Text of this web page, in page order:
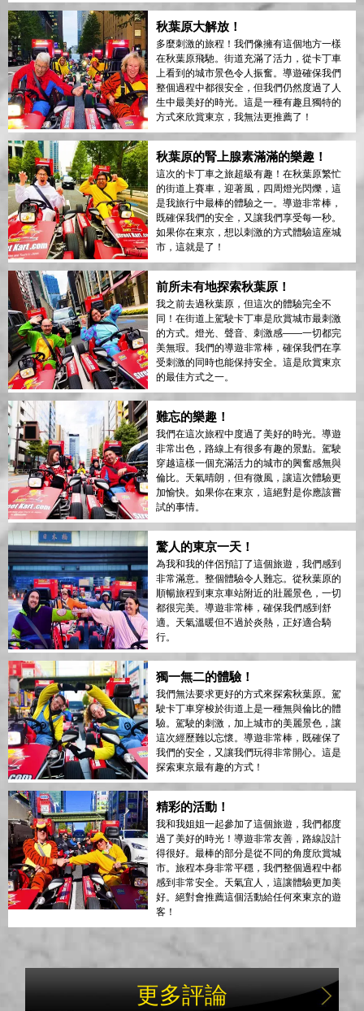
秋葉原大解放！
多麼刺激的旅程！我們像擁有這個地方一樣
在秋葉原飛馳。街道充滿了活力，從卡丁車
上看到的城市景色令人振奮。導遊確保我們
整個過程中都很安全，但我們仍然度過了人
生中最美好的時光。這是一種有趣且獨特的
方式來欣賞東京，我無法更推薦了！
秋葉原的腎上腺素滿滿的樂趣！
這次的卡丁車之旅超級有趣！在秋葉原繁忙
的街道上賽車，迎著風，四周燈光閃爍，這
是我旅行中最棒的體驗之一。導遊非常棒，
既確保我們的安全，又讓我們享受每一秒。
如果你在東京，想以刺激的方式體驗這座城
市，這就是了！
前所未有地探索秋葉原！
我之前去過秋葉原，但這次的體驗完全不
同！在街道上駕駛卡丁車是欣賞城市最刺激
的方式。燈光、聲音、刺激感——一切都完
美無瑕。我們的導遊非常棒，確保我們在享
受刺激的同時也能保持安全。這是欣賞東京
的最佳方式之一。
難忘的樂趣！
我們在這次旅程中度過了美好的時光。導遊
非常出色，路線上有很多有趣的景點。駕駛
穿越這樣一個充滿活力的城市的興奮感無與
倫比。天氣晴朗，但有微風，讓這次體驗更
加愉快。如果你在東京，這絕對是你應該嘗
試的事情。
驚人的東京一天！
為我和我的伴侶預訂了這個旅遊，我們感到
非常滿意。整個體驗令人難忘。從秋葉原的
順暢旅程到東京車站附近的壯麗景色，一切
都很完美。導遊非常棒，確保我們感到舒
適。天氣溫暖但不過於炎熱，正好適合騎
行。
獨一無二的體驗！
我們無法要求更好的方式來探索秋葉原。駕
駛卡丁車穿梭於街道上是一種無與倫比的體
驗。駕駛的刺激，加上城市的美麗景色，讓
這次經歷難以忘懷。導遊非常棒，既確保了
我們的安全，又讓我們玩得非常開心。這是
探索東京最有趣的方式！
精彩的活動！
我和我姐姐一起參加了這個旅遊，我們都度
過了美好的時光！導遊非常友善，路線設計
得很好。最棒的部分是從不同的角度欣賞城
市。旅程本身非常平穩，我們整個過程中都
感到非常安全。天氣宜人，這讓體驗更加美
好。絕對會推薦這個活動給任何來東京的遊
客！
更多評論